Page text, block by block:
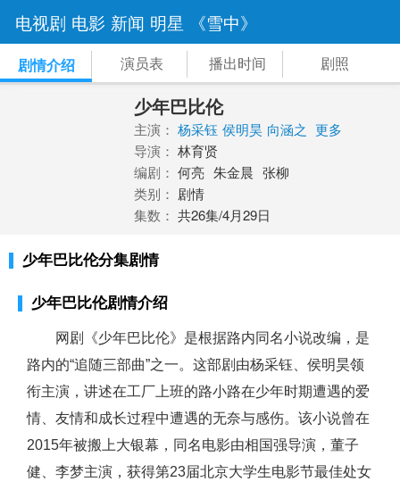
电视剧 电影 新闻 明星 《雪中》
剧情介绍 演员表 播出时间 剧照
少年巴比伦
主演： 杨采钰 侯明昊 向涵之 更多
导演： 林育贤
编剧： 何亮 朱金晨 张柳
类别： 剧情
集数： 共26集/4月29日
少年巴比伦分集剧情
少年巴比伦剧情介绍
网剧《少年巴比伦》是根据路内同名小说改编，是
路内的“追随三部曲”之一。这部剧由杨采钰、侯明昊领
衔主演，讲述在工厂上班的路小路在少年时期遭遇的爱
情、友情和成长过程中遭遇的无奈与感伤。该小说曾在
2015年被搬上大银幕，同名电影由相国强导演，董子
健、李梦主演，获得第23届北京大学生电影节最佳处女